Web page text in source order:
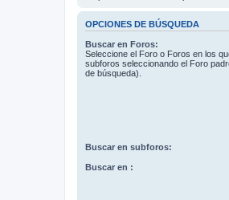
OPCIONES DE BÚSQUEDA
Buscar en Foros:
Seleccione el Foro o Foros en los
subforos seleccionando el Foro
de búsqueda).
Buscar en subforos:
Buscar en :